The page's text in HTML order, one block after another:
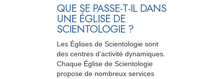
QUE SE PASSE-T-IL DANS
UNE ÉGLISE DE
SCIENTOLOGIE ?
Les Églises de Scientologie sont
des centres d’activité dynamiques.
Chaque Église de Scientologie
propose de nombreux services